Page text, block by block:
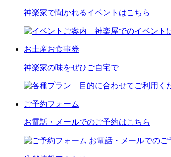
神楽家で聞かれるイベントはこちら
お土産お食事券
神楽家の味をぜひご自宅で
ご予約フォーム
お電話・メールでのご予約はこちら